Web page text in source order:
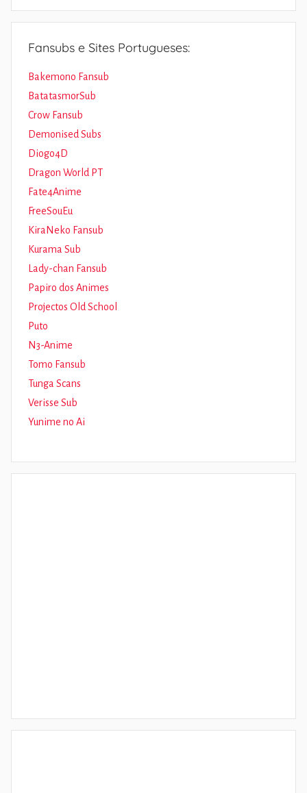
Fansubs e Sites Portugueses:
Bakemono Fansub
BatatasmorSub
Crow Fansub
Demonised Subs
Diogo4D
Dragon World PT
Fate4Anime
FreeSouEu
KiraNeko Fansub
Kurama Sub
Lady-chan Fansub
Papiro dos Animes
Projectos Old School
Puto
N3-Anime
Tomo Fansub
Tunga Scans
Verisse Sub
Yunime no Ai